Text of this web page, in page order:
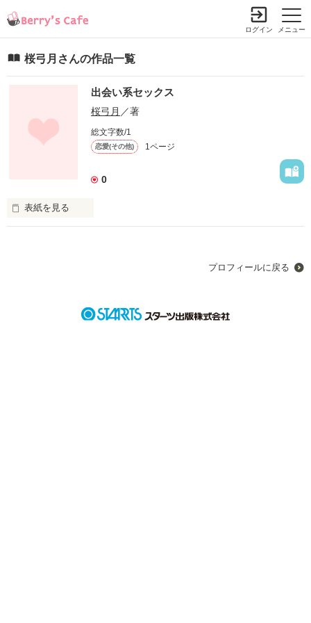
メニュー
ログイン
桜弓月さんの作品一覧
出会い系セックス
桜弓月 ／著
総文字数/1
恋愛(その他) 1ページ
0
表紙を見る
まだまだ初心者で表現もつたないですがよろしくお願いします
プロフィールに戻る